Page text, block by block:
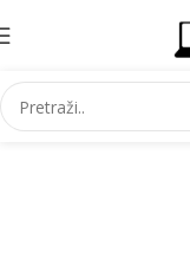
Početna Informatika